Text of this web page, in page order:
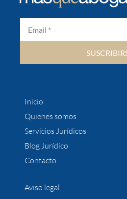
Inicio
Quienes somos
Servicios Jurídicos
Blog Jurídico
Contacto
Aviso legal